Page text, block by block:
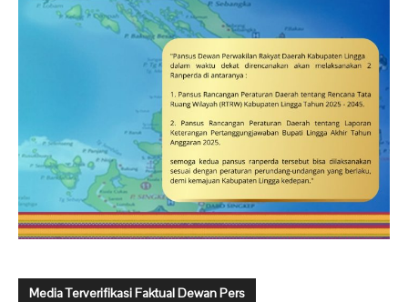
Media Terverifikasi Faktual Dewan Pers